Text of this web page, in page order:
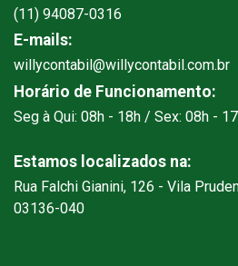
(11) 94087-0316
E-mails:
willycontabil@willycontabil.com.br
Horário de Funcionamento:
Seg à Qui: 08h - 18h / Sex: 08h -
Estamos localizados na:
Rua Falchi Gianini, 126 - Vila
03136-040